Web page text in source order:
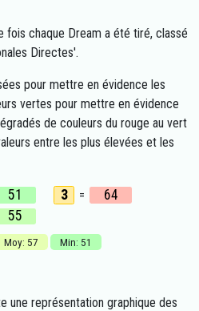
fois chaque Dream a été tiré, classé
Directes'.
pour mettre en évidence les
vertes pour mettre en évidence
de couleurs du rouge au vert
entre les plus élevées et les
51 3 =
64
55
Moy: 57 Min: 51
une représentation graphique des